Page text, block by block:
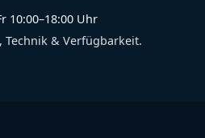
10:00–18:00 Uhr
Technik & Verfügbarkeit.